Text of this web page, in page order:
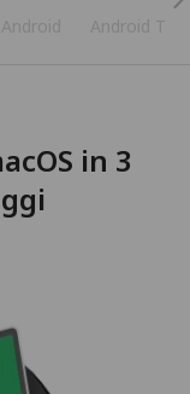
Android Android TV
in 3